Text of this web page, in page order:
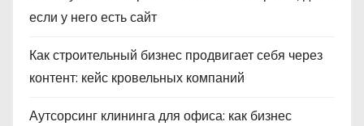
если у него есть сайт
Как строительный бизнес продвигает себя через
контент: кейс кровельных компаний
Аутсорсинг клининга для офиса: как бизнес